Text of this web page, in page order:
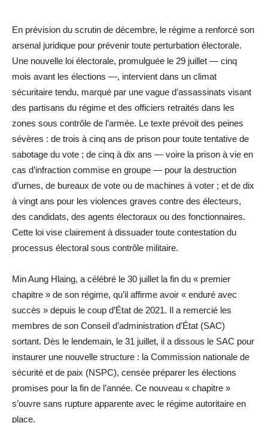
En prévision du scrutin de décembre, le régime a renforcé son
arsenal juridique pour prévenir toute perturbation électorale.
Une nouvelle loi électorale, promulguée le 29 juillet — cinq
mois avant les élections —, intervient dans un climat
sécuritaire tendu, marqué par une vague d’assassinats visant
des partisans du régime et des officiers retraités dans les
zones sous contrôle de l’armée. Le texte prévoit des peines
sévères : de trois à cinq ans de prison pour toute tentative de
sabotage du vote ; de cinq à dix ans — voire la prison à vie en
cas d’infraction commise en groupe — pour la destruction
d’urnes, de bureaux de vote ou de machines à voter ; et de dix
à vingt ans pour les violences graves contre des électeurs,
des candidats, des agents électoraux ou des fonctionnaires.
Cette loi vise clairement à dissuader toute contestation du
processus électoral sous contrôle militaire.
Min Aung Hlaing, a célébré le 30 juillet la fin du « premier
chapitre » de son régime, qu’il affirme avoir « enduré avec
succès » depuis le coup d’État de 2021. Il a remercié les
membres de son Conseil d’administration d’État (SAC)
sortant. Dès le lendemain, le 31 juillet, il a dissous le SAC pour
instaurer une nouvelle structure : la Commission nationale de
sécurité et de paix (NSPC), censée préparer les élections
promises pour la fin de l’année. Ce nouveau « chapitre »
s’ouvre sans rupture apparente avec le régime autoritaire en
place.